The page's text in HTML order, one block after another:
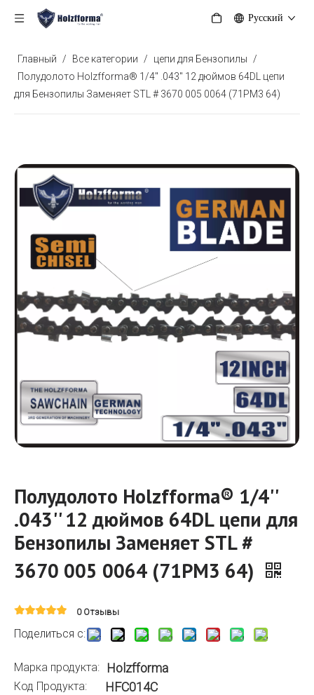
Pусский
Главный / Все категории / цепи для Бензопилы
/
Полудолото Holzfforma® 1/4'' .043'' 12 дюймов 64DL цепи
для Бензопилы Заменяет STL # 3670 005 0064 (71PM3 64)
Полудолото Holzfforma® 1/4''
.043'' 12 дюймов 64DL цепи для
Бензопилы Заменяет STL #
3670 005 0064 (71PM3 64)
0 Отзывы
Поделиться с:
Марка продукта: Holzfforma
Код Продукта: HFC014C